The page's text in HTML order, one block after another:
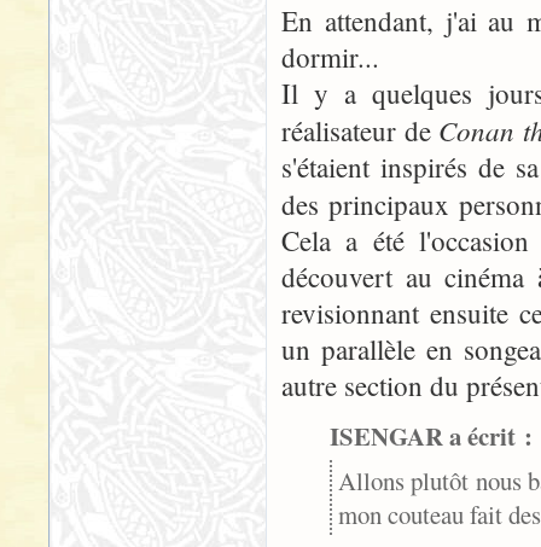
En attendant, j'ai au
dormir...
Il y a quelques
réalisateur de Conan
s'étaient inspirés de
des principaux
Cela a été
découvert au
revisionnant ensuite
un parallèle en
autre section du
ISENGAR a écrit :
Allons plutôt nous
mon couteau fait